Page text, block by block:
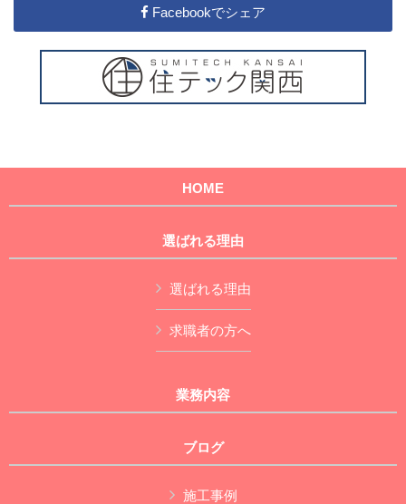
Facebookでシェア
HOME
選ばれる理由
選ばれる理由
求職者の方へ
業務内容
ブログ
施工事例